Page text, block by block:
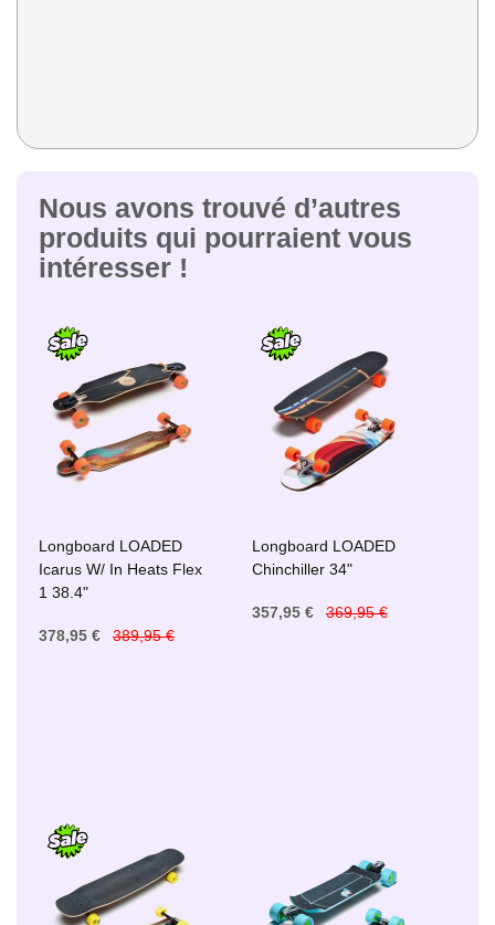
Nous avons trouvé d’autres
produits qui pourraient vous
intéresser !
Longboard LOADED
Icarus W/ In Heats Flex
1 38.4"
378,95 € 389,95 €
Longboard LOADED
Chinchiller 34"
357,95 € 369,95 €